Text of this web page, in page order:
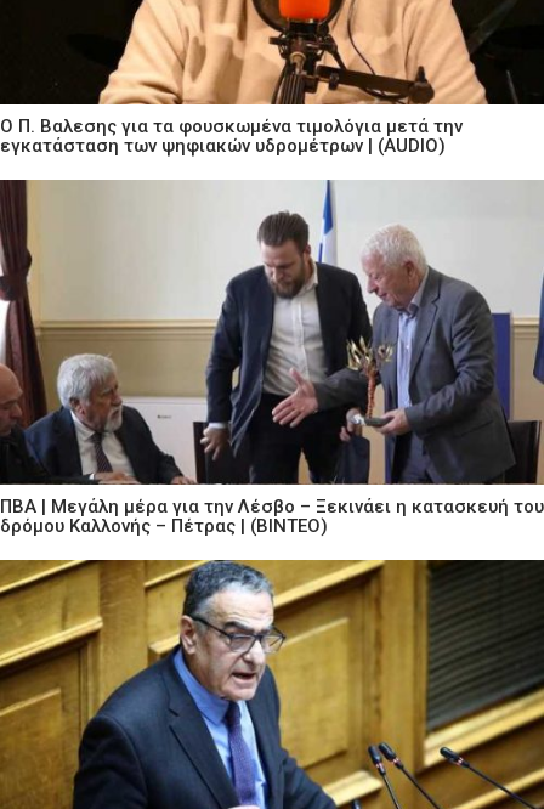
Ο Π. Βαλεσης για τα φουσκωμένα τιμολόγια μετά την
εγκατάσταση των ψηφιακών υδρομέτρων | (AUDIO)
ΠΒΑ | Μεγάλη μέρα για την Λέσβο – Ξεκινάει η κατασκευή του
δρόμου Καλλονής – Πέτρας | (ΒΙΝΤΕΟ)